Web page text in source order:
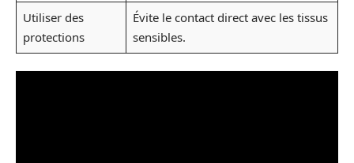
Utiliser des
protections
Évite le contact direct avec les tissus
sensibles.